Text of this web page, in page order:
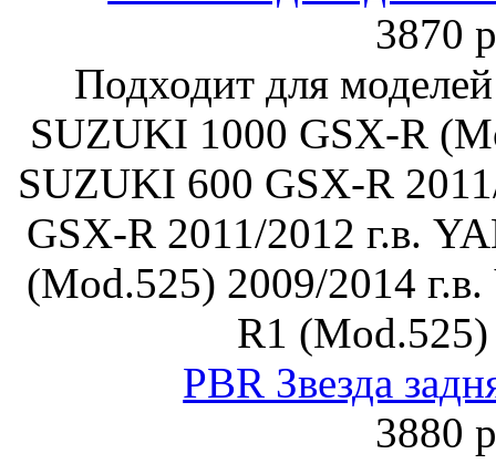
3870
Подходит для
SUZUKI 1000 GSX-R
SUZUKI 600 GSX-R
GSX-R 2011/2012 г.в.
(Mod.525) 2009/2014
R1
PBR Звезда
3880